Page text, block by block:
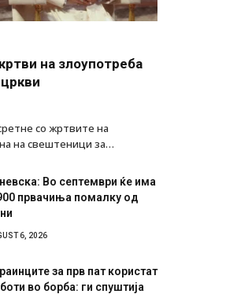
на злоупотреба
со жртвите на
на свештеници за…
Во септември ќе има
првачиња помалку од
6, 2026
за прв пат користат
во борба: ги спуштија